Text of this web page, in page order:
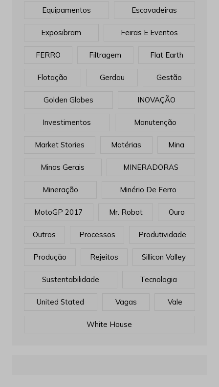
Equipamentos Escavadeiras
Exposibram Feiras E Eventos
FERRO Filtragem Flat Earth
Flotação Gerdau Gestão
Golden Globes INOVAÇÃO
Investimentos Manutenção
Market Stories Matérias Mina
Minas Gerais MINERADORAS
Mineração Minério De Ferro
MotoGP 2017 Mr. Robot Ouro
Outros Processos Produtividade
Produção Rejeitos Sillicon Valley
Sustentabilidade Tecnologia
United Stated Vagas Vale
White House